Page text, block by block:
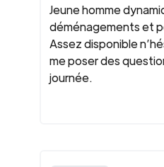
Jeune homme
déménagements et
Assez disponible
me poser des
journée.